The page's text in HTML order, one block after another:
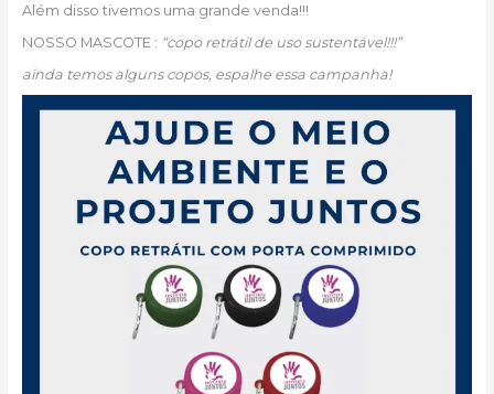
Além disso tivemos uma grande venda!!!
NOSSO MASCOTE : “copo retrátil de uso sustentável!!!”
ainda temos alguns copos, espalhe essa campanha!